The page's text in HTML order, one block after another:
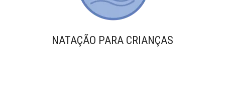
NATAÇÃO PARA CRIANÇAS